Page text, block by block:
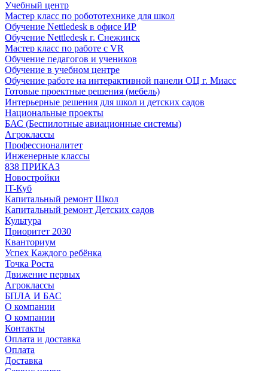
Учебный центр
Мастер класс по робототехнике для школ
Обучение Nettledesk в офисе ИР
Обучение Nettledesk г. Снежинск
Мастер класс по работе с VR
Обучение педагогов и учеников
Обучение в учебном центре
Обучение работе на интерактивной панели ОЦ г. Миасс
Готовые проектные решения (мебель)
Интерьерные решения для школ и детских садов
Национальные проекты
БАС (Беспилотные авиационные системы)
Агроклассы
Профессионалитет
Инженерные классы
838 ПРИКАЗ
Новостройки
IT-Куб
Капитальный ремонт Школ
Капитальный ремонт Детских садов
Культура
Приоритет 2030
Кванториум
Успех Каждого ребёнка
Точка Роста
Движение первых
Агроклассы
БПЛА И БАС
О компании
О компании
Контакты
Оплата и доставка
Оплата
Доставка